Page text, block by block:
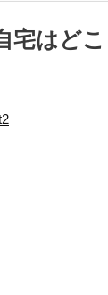
宅はど